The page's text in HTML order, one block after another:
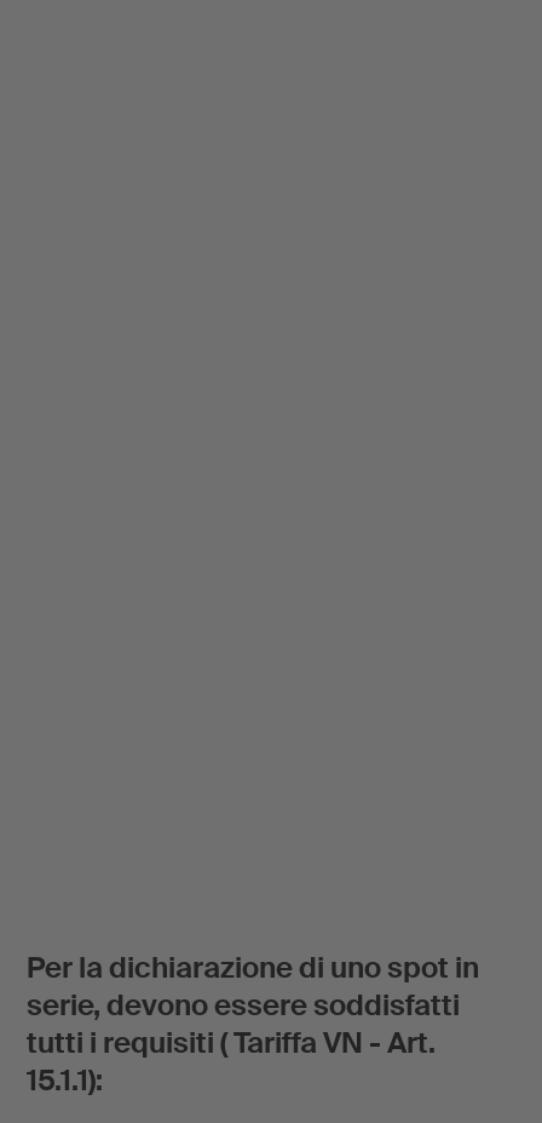
Per la dichiarazione di uno spot in
serie, devono essere soddisfatti
tutti i requisiti ( Tariffa VN - Art.
15.1.1):